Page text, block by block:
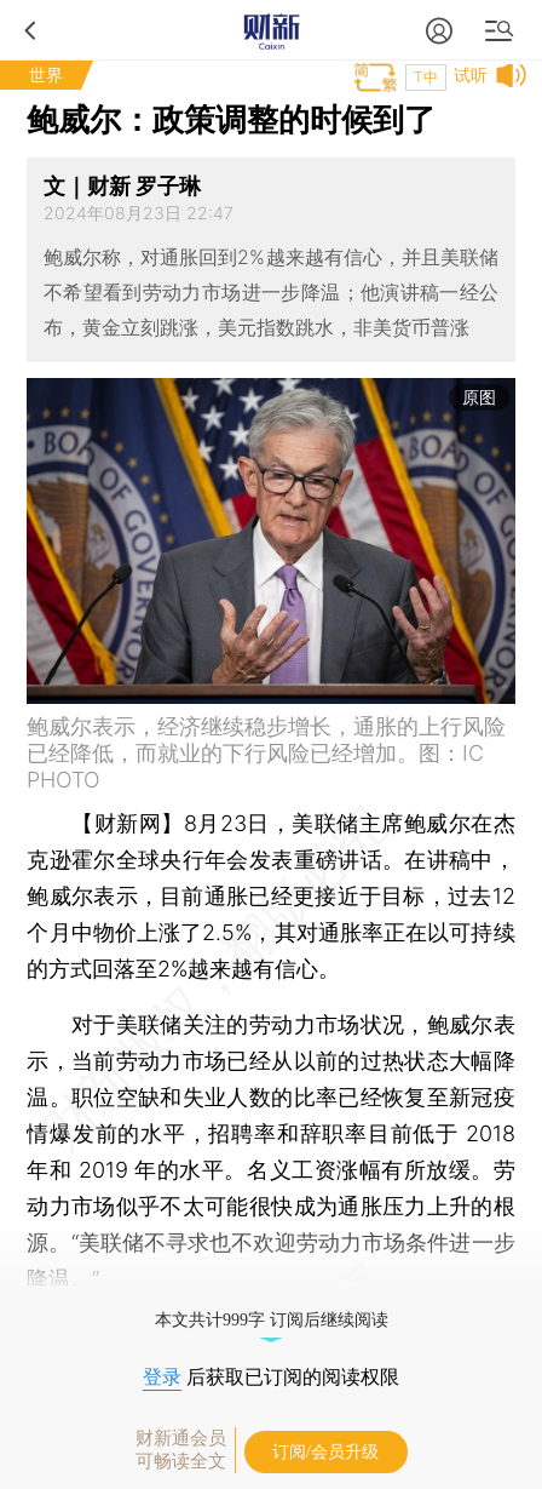
世界 试听
T中
鲍威尔：政策调整的时候到了
文｜财新 罗子琳
2024年08月23日 22:47
鲍威尔称，对通胀回到2%越来越有信心，并且美联储
不希望看到劳动力市场进一步降温；他演讲稿一经公
布，黄金立刻跳涨，美元指数跳水，非美货币普涨
原图
鲍威尔表示，经济继续稳步增长，通胀的上行风险
已经降低，而就业的下行风险已经增加。图：IC
PHOTO
【财新网】 8月23日，美联储主席鲍威尔在杰
克逊霍尔全球央行年会发表重磅讲话。在讲稿中，
鲍威尔表示，目前通胀已经更接近于目标，过去12
个月中物价上涨了2.5%，其对通胀率正在以可持续
的方式回落至2%越来越有信心。
对于美联储关注的劳动力市场状况，鲍威尔表
示，当前劳动力市场已经从以前的过热状态大幅降
温。职位空缺和失业人数的比率已经恢复至新冠疫
情爆发前的水平，招聘率和辞职率目前低于 2018
年和 2019 年的水平。名义工资涨幅有所放缓。劳
动力市场似乎不太可能很快成为通胀压力上升的根
源。“美联储不寻求也不欢迎劳动力市场条件进一步
降温。”
本文共计999字 订阅后继续阅读
登录 后获取已订阅的阅读权限
财新通会员
可畅读全文
订阅/会员升级